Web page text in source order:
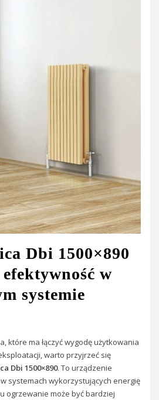
Dbi 1500×890
w
systemie
które ma łączyć wygodę użytkowania
warto przyjrzeć się
Dbi 1500×890. To urządzenie
systemach wykorzystujących energię
ogrzewanie może być bardziej